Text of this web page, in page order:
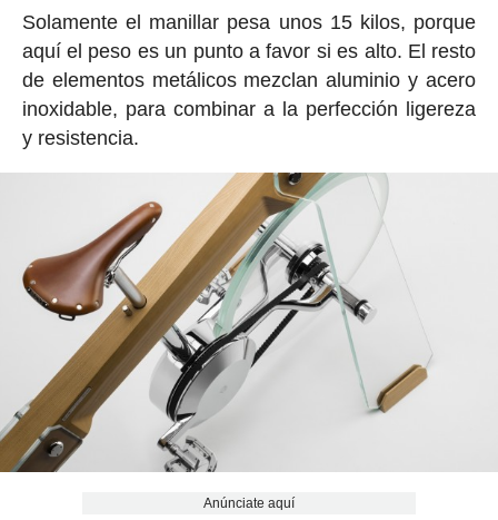
Solamente el manillar pesa unos 15 kilos, porque
aquí el peso es un punto a favor si es alto. El resto
de elementos metálicos mezclan aluminio y acero
inoxidable, para combinar a la perfección ligereza
y resistencia.
Anúnciate aquí